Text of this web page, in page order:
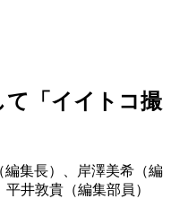
て「イイトコ撮
集長）、岸澤美希（編
井敦貴（編集部員）